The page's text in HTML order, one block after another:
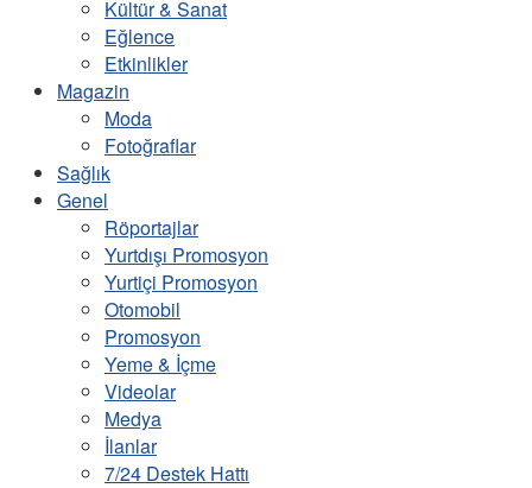
Kültür & Sanat
Eğlence
Etkinlikler
Magazin
Moda
Fotoğraflar
Sağlık
Genel
Röportajlar
Yurtdışı Promosyon
Yurtiçi Promosyon
Otomobil
Promosyon
Yeme & İçme
Videolar
Medya
İlanlar
7/24 Destek Hattı